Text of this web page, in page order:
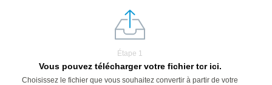
Étape 1
Vous pouvez télécharger votre fichier tcr ici.
Choisissez le fichier que vous souhaitez convertir à partir de votre